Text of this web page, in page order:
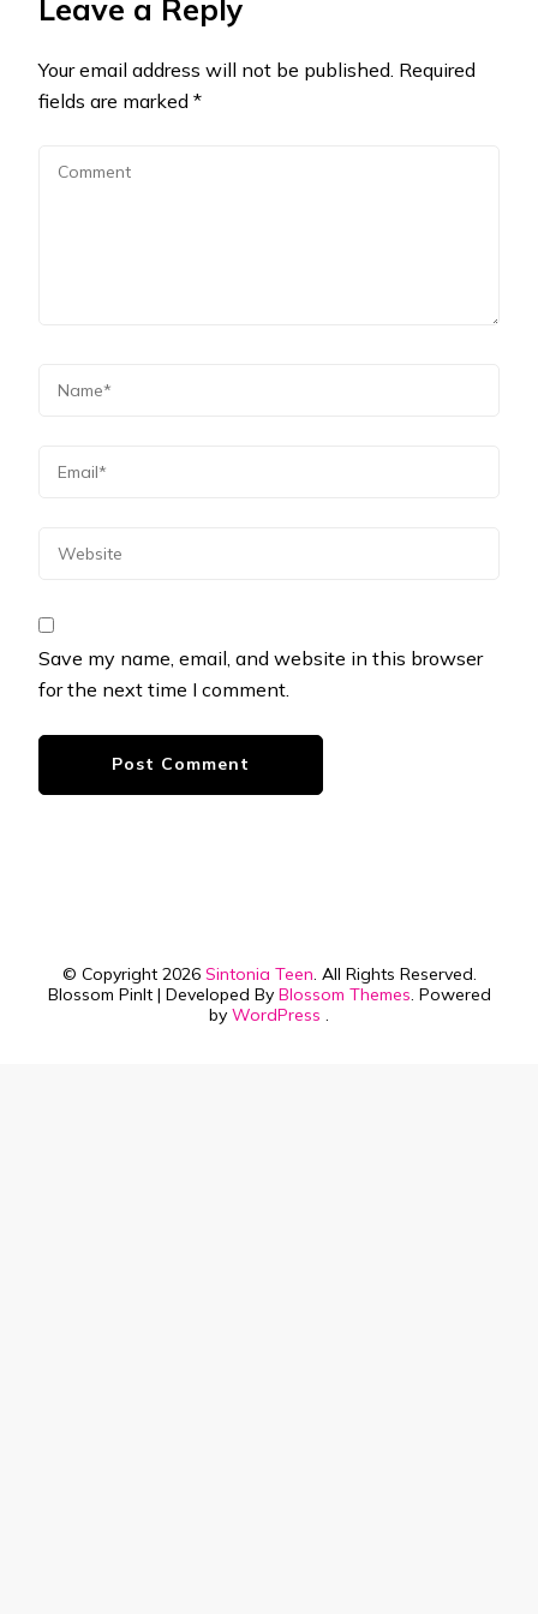
Leave a Reply
Your email address will not be published. Required
fields are marked *
Save my name, email, and website in this browser
for the next time I comment.
© Copyright 2026 Sintonia Teen. All Rights Reserved.
Blossom PinIt | Developed By Blossom Themes. Powered
by WordPress .